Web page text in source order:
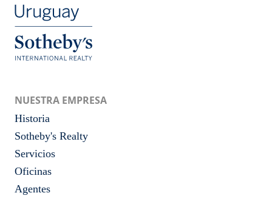
NUESTRA EMPRESA
Historia
Sotheby's Realty
Servicios
Oficinas
Agentes